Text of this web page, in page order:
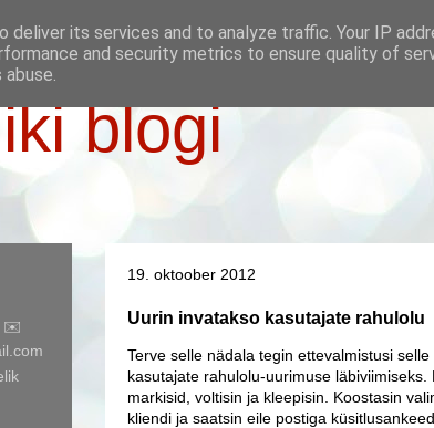
blogi
19. oktoober 2012
Uurin invatakso kasutajate rahulolu
Terve selle nädala tegin ettevalmistusi
kasutajate rahulolu-uurimuse
markisid, voltisin ja kleepisin. Koostasin
kliendi ja saatsin eile postiga
✉️
its services and to analyze traffic. Your IP
and security metrics to ensure quality of